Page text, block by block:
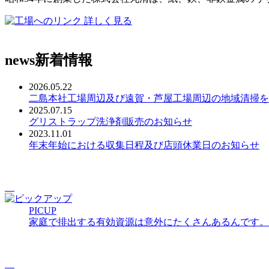
詳しく見る
news新着情報
2026.05.22
二島本社工場周辺及び遠賀・芦屋工場周辺の地域清掃を
2025.07.15
グリストラップ洗浄剤販売のお知らせ
2023.11.01
年末年始における収集日程及び店頭休業日のお知らせ
PICUP
家庭で排出する有効資源は意外にたくさんあるんです。